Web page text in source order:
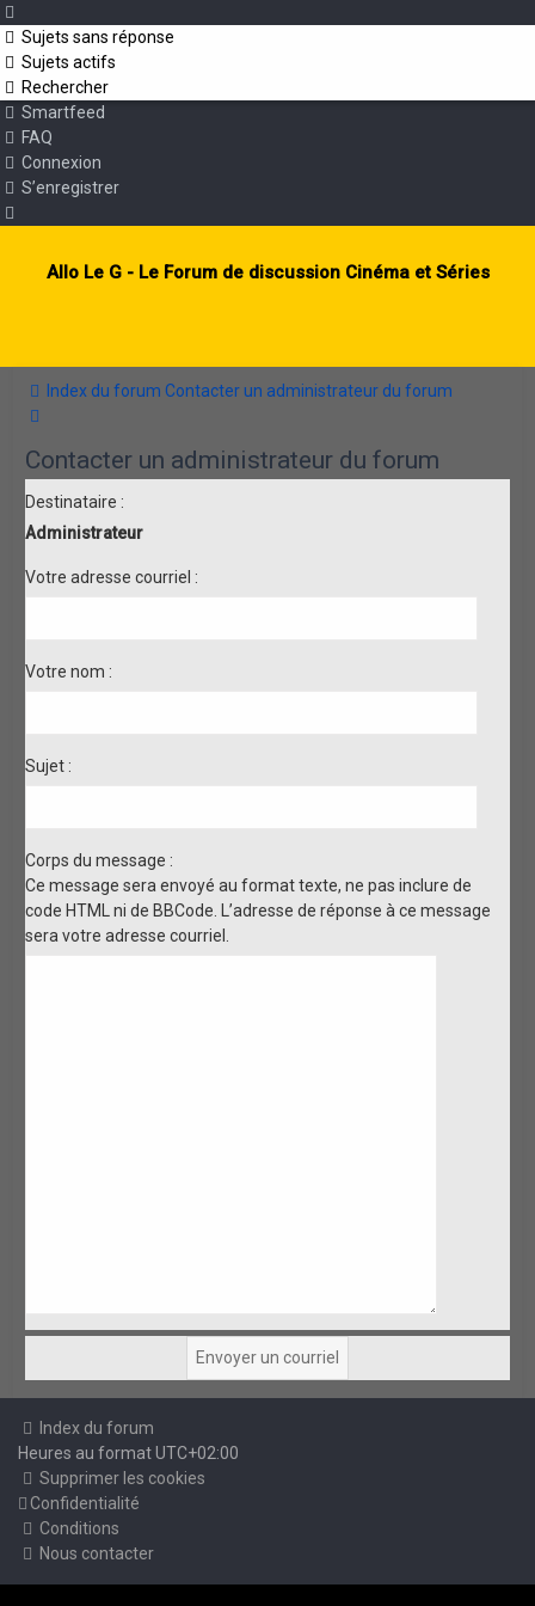
Sujets sans réponse
Sujets actifs
Rechercher
Smartfeed
FAQ
Connexion
S’enregistrer
Allo Le G - Le Forum de discussion Cinéma et Séries
Index du forum Contacter un administrateur du forum
Contacter un administrateur du forum
Destinataire :
Administrateur
Votre adresse courriel :
Votre nom :
Sujet :
Corps du message :
Ce message sera envoyé au format texte, ne pas inclure de
code HTML ni de BBCode. L’adresse de réponse à ce message
sera votre adresse courriel.
Index du forum
Heures au formatUTC+02:00
Supprimer les cookies
Confidentialité
Conditions
Nous contacter